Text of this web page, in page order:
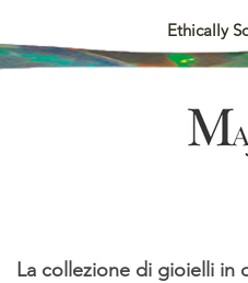
Ethically
La collezione di gioielli in